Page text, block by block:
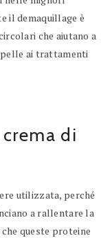
il demaquillage è
che aiutano a
ai trattamenti
di
utilizzata, perché
a rallentare la
queste proteine